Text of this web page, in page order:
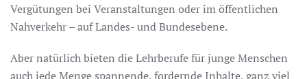
Vergütungen bei Veranstaltungen oder im öffentlichen
Nahverkehr – auf Landes- und Bundesebene.
Aber natürlich bieten die Lehrberufe für junge Menschen
auch jede Menge spannende, fordernde Inhalte, ganz viel